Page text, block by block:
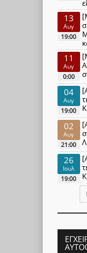
13
Αυγ
19:00
11
Αυγ
0:00
04
Αυγ
19:00
02
Αυγ
21:00
26
Ιουλ
19:00